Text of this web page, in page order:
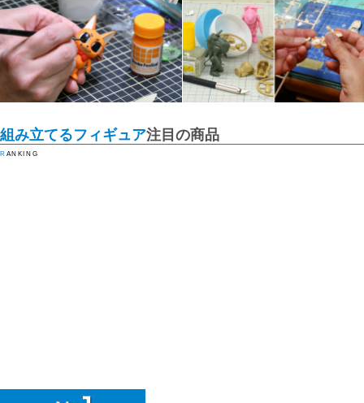
組み立てるフィギュア注目の商品
RANKING